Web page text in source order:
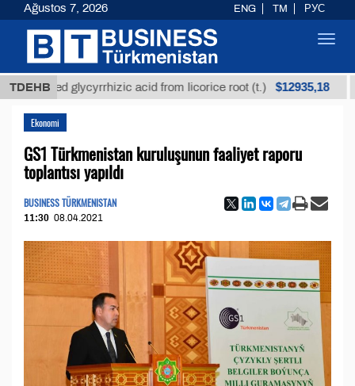
TDEHBglycyrrhizic acid from licorice root (t.) $12935,18
Ekonomi
GS1 Türkmenistan kuruluşunun faaliyet raporu
toplantısı yapıldı
BUSINESS TÜRKMENISTAN
11:30 08.04.2021
Ağustos 7, 2026 ENG TM РУС